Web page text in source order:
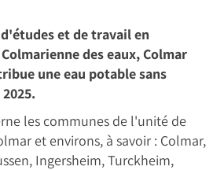
et de travail en
des eaux, Colmar
une eau potable sans
les communes de l'unité de
et environs, à savoir : Colmar,
Ingersheim, Turckheim,